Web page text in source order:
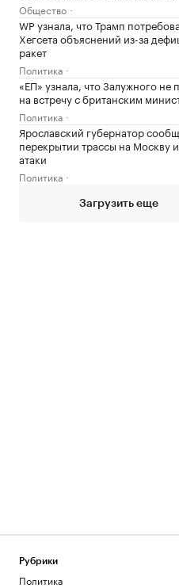
Общество
WP узнала, что Трамп
Хегсета объяснений из-за
ракет
Политика
«ЕП» узнала, что Залужного не
на встречу с британским
Политика
Ярославский губернатор
перекрытии трассы на Москву
атаки
Политика
Загрузить еще
Рубрики
Политика